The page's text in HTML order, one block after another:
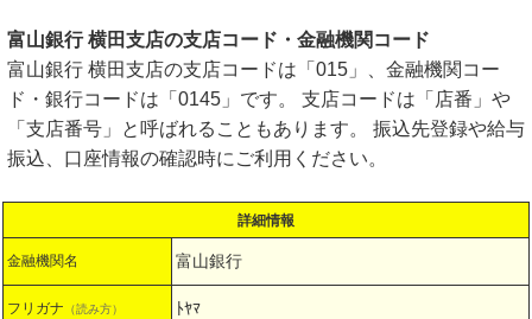
富山銀行 横田支店の支店コード・金融機関コード
富山銀行 横田支店の支店コードは「015」、金融機関コー
ド・銀行コードは「0145」です。 支店コードは「店番」や
「支店番号」と呼ばれることもあります。 振込先登録や給与
振込、口座情報の確認時にご利用ください。
詳細情報
金融機関名 富山銀行
フリガナ （読み方） ﾄﾔﾏ